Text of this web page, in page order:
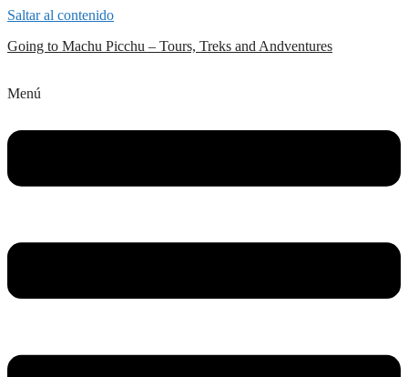
Saltar al contenido
Going to Machu Picchu – Tours, Treks and Andventures
Menú